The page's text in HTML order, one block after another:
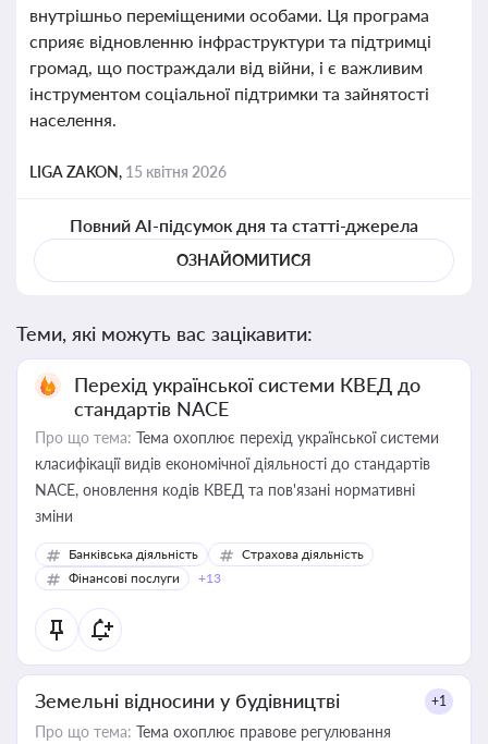
внутрішньо переміщеними особами. Ця програма
сприяє відновленню інфраструктури та підтримці
громад, що постраждали від війни, і є важливим
інструментом соціальної підтримки та зайнятості
населення.
LIGA ZAKON, 15 квітня 2026
Повний AI-підсумок дня та статті-джерела
ОЗНАЙОМИТИСЯ
Теми, які можуть вас зацікавити:
Перехід української системи КВЕД до
стандартів NACE
Про що тема: Тема охоплює перехід української системи
класифікації видів економічної діяльності до стандартів
NACE, оновлення кодів КВЕД та пов'язані нормативні
зміни
Банківська діяльність
Страхова діяльність
Фінансові послуги
+13
Земельні відносини у будівництві +1
Про що тема: Тема охоплює правове регулювання